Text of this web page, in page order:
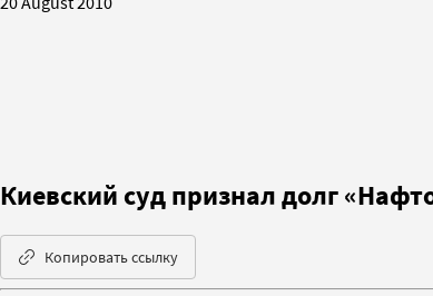
Киевский суд признал долг
Копировать ссылку